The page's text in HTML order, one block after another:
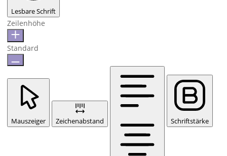
Lesbare Schrift
Zeilenhöhe
Standard
Mauszeiger Zeichenabstand Schriftstärke